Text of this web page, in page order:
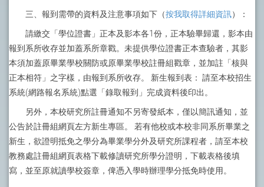
三、報到需帶的資料及注意事項如下（按我取得詳細資訊）：
請繳交「學位證書」正本及影本各1份，正本驗畢歸還，影本由
報到系所收存並加蓋系所章戳。未提供學位證書正本查驗者，其影
本須加蓋原畢業學校關防或原畢業學校註冊組戳章，並加註「核與
正本相符」之字樣，由報到系所收存。 新生報到表： 請至本校招生
系統(網路報名系統)點選「錄取報到」完成資料後印出。
另外，本校研究所註冊通知不另寄發紙本，僅以簡訊通知，並
公告於註冊組網頁左方新生專區。 若有他校或本校非同系所畢業之
新生，欲證明抵免之學分為畢業學分外及研究所課程者，請至本校
教務處註冊組網頁表格下載修讀研究所學分證明，下載表格後填
寫，並至原就讀學校簽章，俾憑入學時辦理學分抵免時使用。